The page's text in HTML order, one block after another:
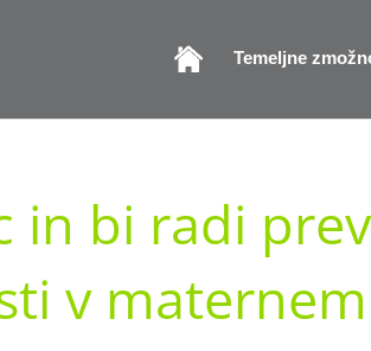
Temeljne
in bi radi
v